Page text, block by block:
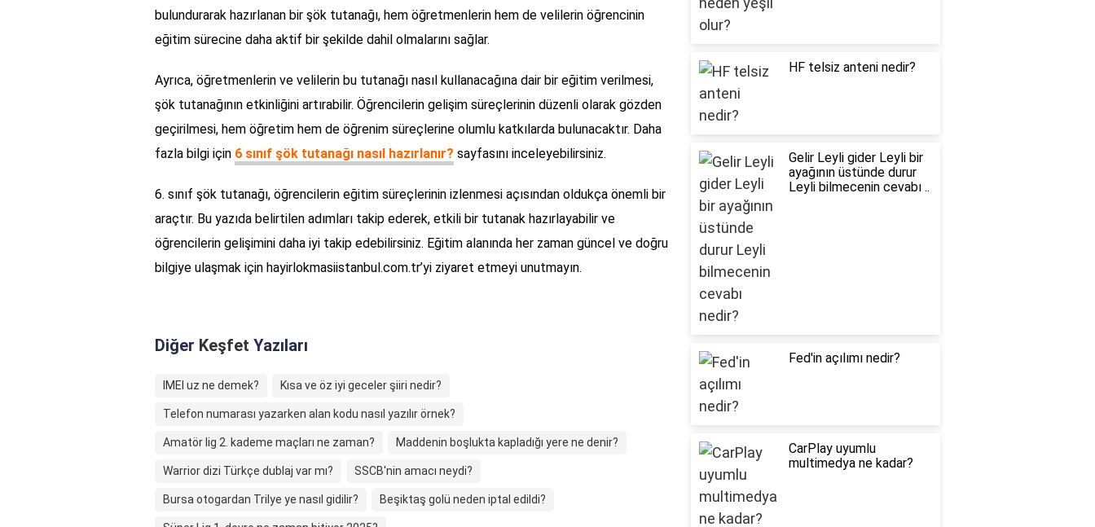
bulundurarak hazırlanan bir şök tutanağı, hem öğretmenlerin hem de velilerin öğrencinin
eğitim sürecine daha aktif bir şekilde dahil olmalarını sağlar.
Ayrıca, öğretmenlerin ve velilerin bu tutanağı nasıl kullanacağına dair bir eğitim verilmesi,
şök tutanağının etkinliğini artırabilir. Öğrencilerin gelişim süreçlerinin düzenli olarak gözden
geçirilmesi, hem öğretim hem de öğrenim süreçlerine olumlu katkılarda bulunacaktır. Daha
fazla bilgi için 6 sınıf şök tutanağı nasıl hazırlanır? sayfasını inceleyebilirsiniz.
6. sınıf şök tutanağı, öğrencilerin eğitim süreçlerinin izlenmesi açısından oldukça önemli bir
araçtır. Bu yazıda belirtilen adımları takip ederek, etkili bir tutanak hazırlayabilir ve
öğrencilerin gelişimini daha iyi takip edebilirsiniz. Eğitim alanında her zaman güncel ve doğru
bilgiye ulaşmak için hayirlokmasiistanbul.com.tr’yi ziyaret etmeyi unutmayın.
Diğer Keşfet Yazıları
IMEI uz ne demek? Kısa ve öz iyi geceler şiiri nedir?
Telefon numarası yazarken alan kodu nasıl yazılır örnek?
Amatör lig 2. kademe maçları ne zaman? Maddenin boşlukta kapladığı yere ne denir?
Warrior dizi Türkçe dublaj var mı? SSCB'nin amacı neydi?
Bursa otogardan Trilye ye nasıl gidilir? Beşiktaş golü neden iptal edildi?
HF telsiz anteni nedir?
Gelir Leyli gider Leyli bir
ayağının üstünde durur
Leyli bilmecenin cevabı ..
Fed'in açılımı nedir?
CarPlay uyumlu
multimedya ne kadar?